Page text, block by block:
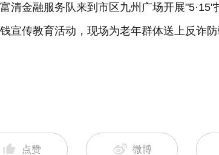
清金融服务队来到市区九州广场开展
宣传教育活动，现场为老年群体送上反诈防
点赞 微博